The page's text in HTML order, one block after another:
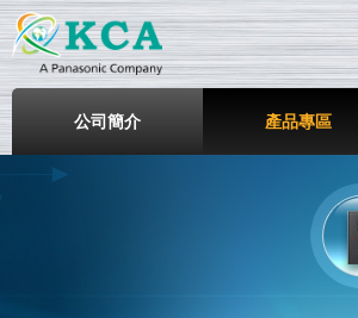
鎧鋒企業
公司簡介 產品專區